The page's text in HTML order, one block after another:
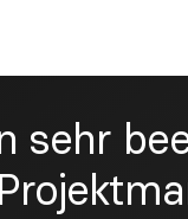
sehr